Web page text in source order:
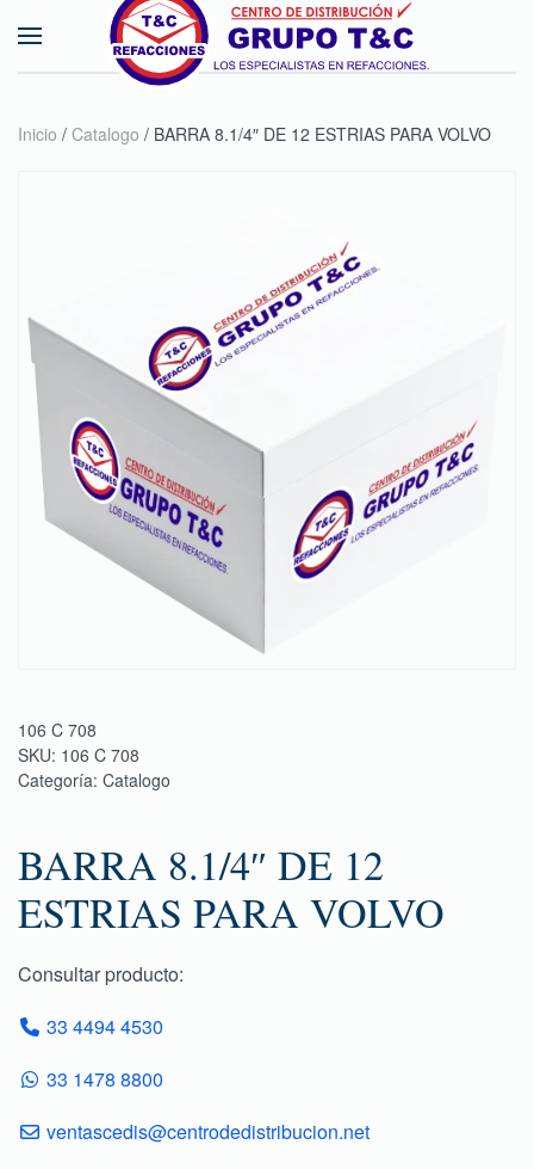
Skip to main content
Inicio / Catalogo / BARRA 8.1/4″ DE 12 ESTRIAS PARA VOLVO
106 C 708
SKU: 106 C 708
Categoría: Catalogo
BARRA 8.1/4″ DE 12
ESTRIAS PARA VOLVO
Consultar producto:
33 4494 4530
33 1478 8800
ventascedis@centrodedistribucion.net